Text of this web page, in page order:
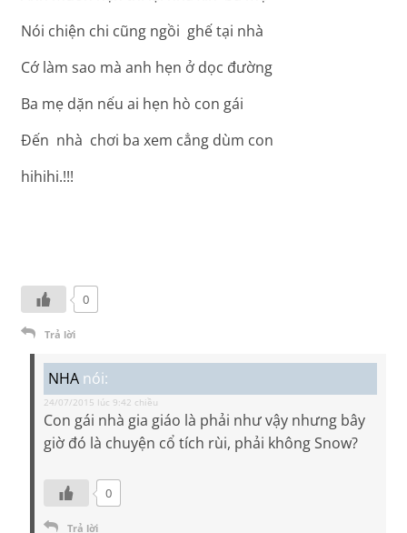
Nói chiện chi cũng ngồi ghế tại nhà
Cớ làm sao mà anh hẹn ở dọc đường
Ba mẹ dặn nếu ai hẹn hò con gái
Đến nhà chơi ba xem cẳng dùm con
hihihi.!!!
0
Trả lời
NHA nói:
24/07/2015 lúc 9:42 chiều
Con gái nhà gia giáo là phải như vậy nhưng bây
giờ đó là chuyện cổ tích rùi, phải không Snow?
0
Trả lời